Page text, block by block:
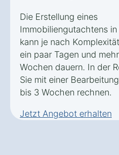
Die Erstellung eines
Immobiliengutachtens
kann je nach
ein paar Tagen und
Wochen dauern. In der
Sie mit einer
bis 3 Wochen rechnen.
Jetzt Angebot erhalten